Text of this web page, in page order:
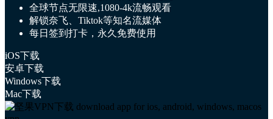
全球节点无限速,1080-4k流畅观看
解锁奈飞、Tiktok等知名流媒体
每日签到打卡，永久免费使用
iOS下载
安卓下载
Windows下载
Mac下载